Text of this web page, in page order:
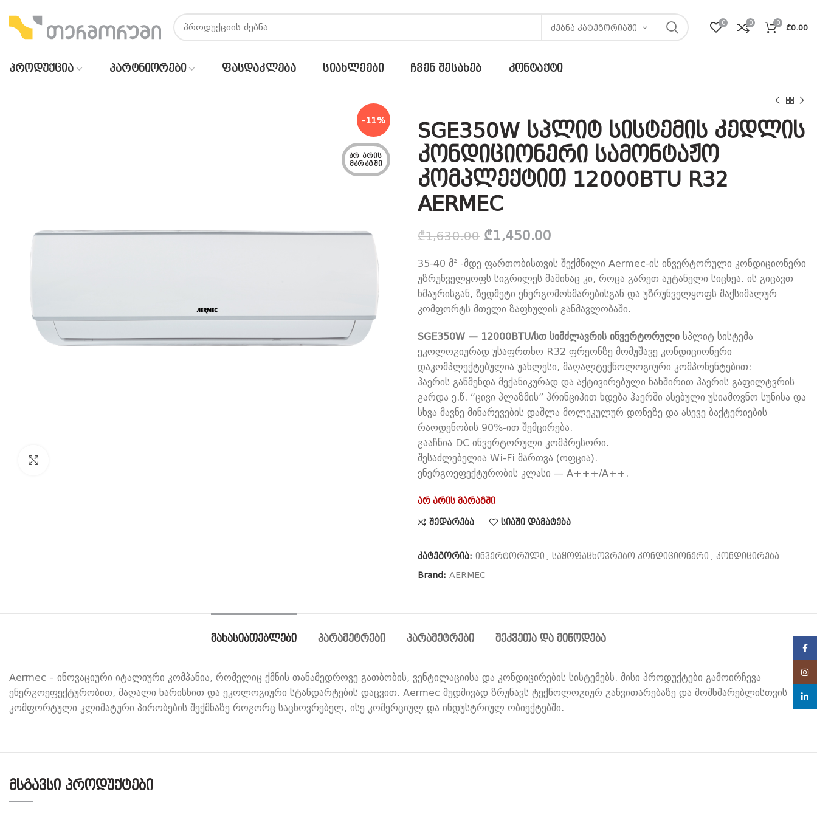
ᲫᲔᲑᲜᲐ ᲙᲐᲢᲔᲒᲝᲠᲘᲐᲨᲘ
0 0 0 ₾0.00
ᲞᲠᲝᲓᲣᲥᲪᲘᲐ ᲞᲐᲠᲢᲜᲘᲝᲠᲔᲑᲘ ᲤᲐᲡᲓᲐᲙᲚᲔᲑᲐ ᲡᲘᲐᲮᲚᲔᲔᲑᲘ ᲩᲕᲔᲜ ᲨᲔᲡᲐᲮᲔᲑ ᲙᲝᲜᲢᲐᲥᲢᲘ
-11%
ᲐᲠ ᲐᲠᲘᲡ
ᲛᲐᲠᲐᲒᲨᲘ
SGE350W სპლიტ სისტემის კედლის
კონდიციონერი სამონტაჟო
კომპლექტით 12000BTU R32
AERMEC
₾1,630.00 Original
was:
₾1,630.00.
₾1,450.00
is:
₾1,450.00.
35-40 მ² -მდე ფართობისთვის შექმნილი Aermec-ის ინვერტორული კონდიციონერი
უზრუნველყოფს სიგრილეს მაშინაც კი, როცა გარეთ აუტანელი სიცხეა. ის გიცავთ
ხმაურისგან, ზედმეტი ენერგომოხმარებისგან და უზრუნველყოფს მაქსიმალურ
კომფორტს მთელი ზაფხულის განმავლობაში.
SGE350W — 12000BTU/სთ სიმძლავრის ინვერტორული სპლიტ სისტემა
ეკოლოგიურად უსაფრთხო R32 ფრეონზე მომუშავე კონდიციონერი
დაკომპლექტებულია უახლესი, მაღალტექნოლოგიური კომპონენტებით:
ჰაერის გაწმენდა მექანიკურად და აქტივირებული ნახშირით ჰაერის გაფილტვრის
გარდა ე.წ. “ცივი პლაზმის” პრინციპით ხდება ჰაერში ასებული უსიამოვნო სუნისა და
სხვა მავნე მინარევების დაშლა მოლეკულურ დონეზე და ასევე ბაქტერიების
რაოდენობის 90%-ით შემცირება.
გააჩნია DC ინვერტორული კომპრესორი.
შესაძლებელია Wi-Fi მართვა (ოფცია).
ენერგოეფექტურობის კლასი — A+++/A++.
არ არის მარაგში
შედარება სიაში დამატება
კატეგორია: ინვერტორული საყოფაცხოვრებო კონდიციონერი
კონდიცირება
Brand: AERMEC
ᲛᲐᲮᲐᲡᲘᲐᲗᲔᲑᲚᲔᲑᲘ ᲞᲐᲠᲐᲛᲔᲢᲠᲔᲑᲘ ᲞᲐᲠᲐᲛᲔᲢᲠᲔᲑᲘ ᲨᲔᲙᲕᲔᲗᲐ ᲓᲐ ᲛᲘᲬᲝᲓᲔᲑᲐ
Aermec – ინოვაციური იტალიური კომპანია, რომელიც ქმნის თანამედროვე გათბობის, ვენტილაციისა და კონდიცირების სისტემებს. მისი პროდუქტები გამოირჩევა
ენერგოეფექტურობით, მაღალი ხარისხით და ეკოლოგიური სტანდარტების დაცვით. Aermec მუდმივად ზრუნავს ტექნოლოგიურ განვითარებაზე და მომხმარებლისთვის
კომფორტული კლიმატური პირობების შექმნაზე როგორც საცხოვრებელ, ისე კომერციულ და ინდუსტრიულ ობიექტებში.
ᲛᲡᲒᲐᲕᲡᲘ ᲞᲠᲝᲓᲣᲥᲢᲔᲑᲘ